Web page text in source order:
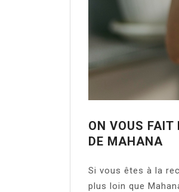
ON VOUS FAIT
DE MAHANA
Si vous êtes à la
plus loin que